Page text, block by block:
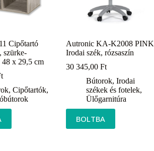
Cipőtartó
szürke-
48 x 29,5 cm
,Cipőtartók,
Autronic KA-K2008 PINK
Irodai szék, rózsaszín
30 345,00Ft
Bútorok,Irodai
székek és fotelek,
Ülőgarnitúra
BOLTBA